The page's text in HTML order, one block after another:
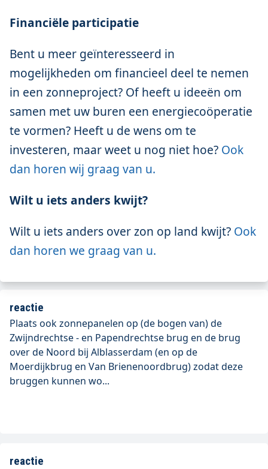
Financiële participatie
Bent u meer geïnteresseerd in
mogelijkheden om financieel deel te nemen
in een zonneproject? Of heeft u ideeën om
samen met uw buren een energiecoöperatie
te vormen? Heeft u de wens om te
investeren, maar weet u nog niet hoe? Ook
dan horen wij graag van u.
Wilt u iets anders kwijt?
Wilt u iets anders over zon op land kwijt? Ook
dan horen we graag van u.
reactie
Plaats ook zonnepanelen op (de bogen van) de
Zwijndrechtse - en Papendrechtse brug en de brug
over de Noord bij Alblasserdam (en op de
Moerdijkbrug en Van Brienenoordbrug) zodat deze
bruggen kunnen wo...
reactie